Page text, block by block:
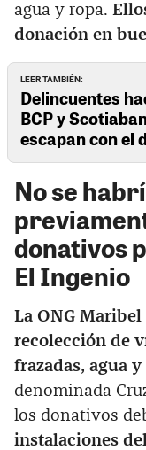
agua y ropa.
donación en
LEER TAMBIÉN:
Delincuentes
BCP y
escapan con el
No se
donativos
El Ingenio
La ONG
recolección de
frazadas, agua y
denominada
los donativos
instalaciones